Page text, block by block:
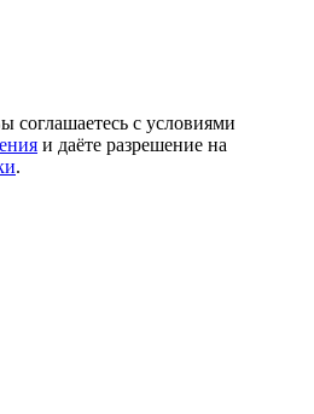
соглашаетесь с условиями
и даёте разрешение на
.